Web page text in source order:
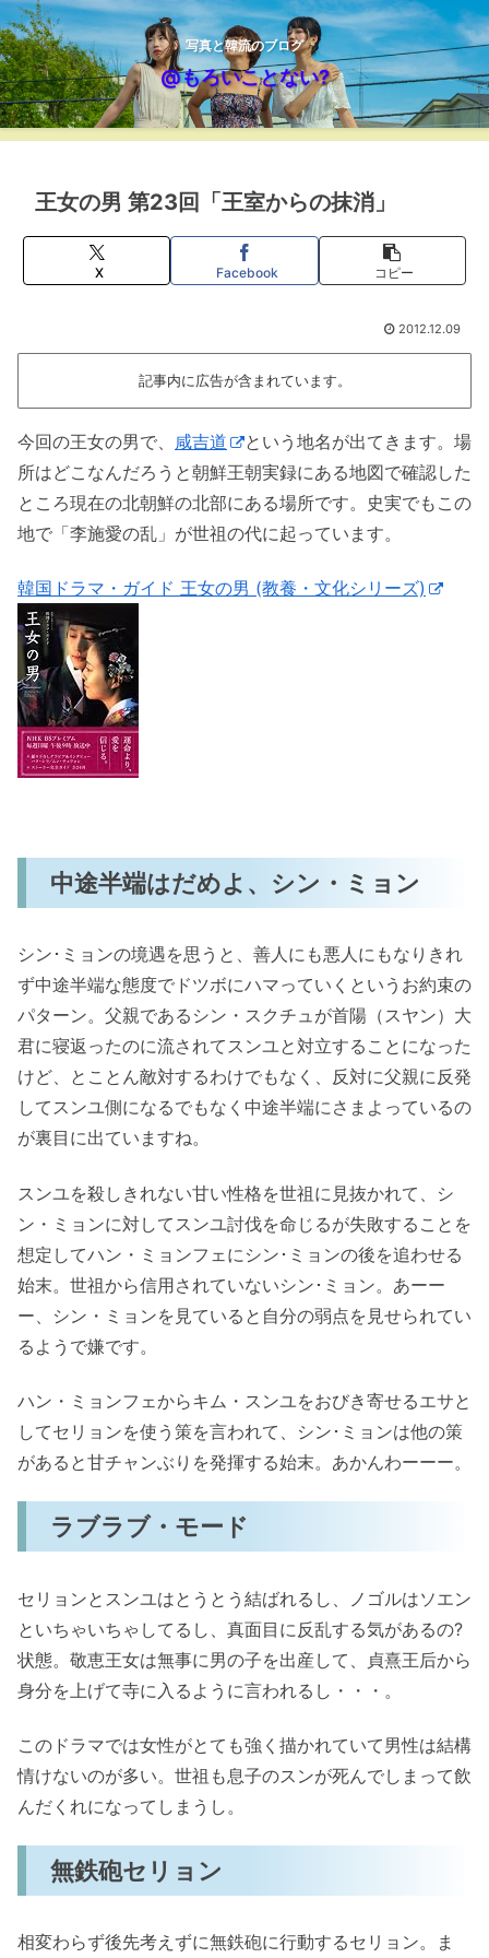
写真と韓流のブログ
@もろいことない?
王女の男 第23回「王室からの抹消」
X Facebook コピー
2012.12.09
記事内に広告が含まれています。
今回の王女の男で、 咸吉道
という地名が出てきます。場
所はどこなんだろうと朝鮮王朝実録にある地図で確認した
ところ現在の北朝鮮の北部にある場所です。史実でもこの
地で「李施愛の乱」が世祖の代に起っています。
韓国ドラマ・ガイド 王女の男 (教養・文化シリーズ)
中途半端はだめよ、シン・ミョン
シン･ミョンの境遇を思うと、善人にも悪人にもなりきれ
ず中途半端な態度でドツボにハマっていくというお約束の
パターン。父親であるシン・スクチュが首陽（スヤン）大
君に寝返ったのに流されてスンユと対立することになった
けど、とことん敵対するわけでもなく、反対に父親に反発
してスンユ側になるでもなく中途半端にさまよっているの
が裏目に出ていますね。
スンユを殺しきれない甘い性格を世祖に見抜かれて、シ
ン・ミョンに対してスンユ討伐を命じるが失敗することを
想定してハン・ミョンフェにシン･ミョンの後を追わせる
始末。世祖から信用されていないシン･ミョン。あーー
ー、シン・ミョンを見ていると自分の弱点を見せられてい
るようで嫌です。
ハン・ミョンフェからキム・スンユをおびき寄せるエサと
してセリョンを使う策を言われて、シン･ミョンは他の策
があると甘チャンぶりを発揮する始末。あかんわーーー。
ラブラブ・モード
セリョンとスンユはとうとう結ばれるし、ノゴルはソエン
といちゃいちゃしてるし、真面目に反乱する気があるの?
状態。敬恵王女は無事に男の子を出産して、貞熹王后から
身分を上げて寺に入るように言われるし・・・。
このドラマでは女性がとても強く描かれていて男性は結構
情けないのが多い。世祖も息子のスンが死んでしまって飲
んだくれになってしまうし。
無鉄砲セリョン
相変わらず後先考えずに無鉄砲に行動するセリョン。ま